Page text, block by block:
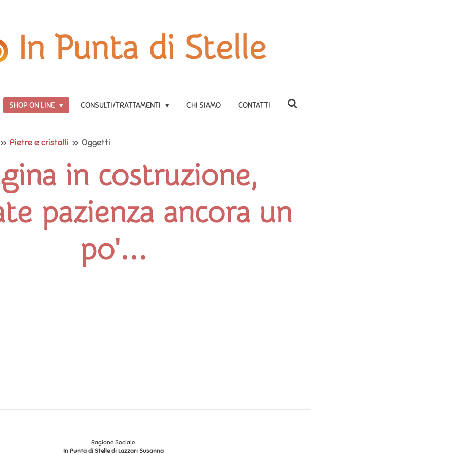
In Punta di Stelle
SHOP ON LINE CONSULTI/TRATTAMENTI CHI SIAMO CONTATTI
» Pietre e cristalli » Oggetti
in costruzione,
pazienza ancora un
po'...
Ragione Sociale:
In Punta di Stelle di Lazzari Susanna